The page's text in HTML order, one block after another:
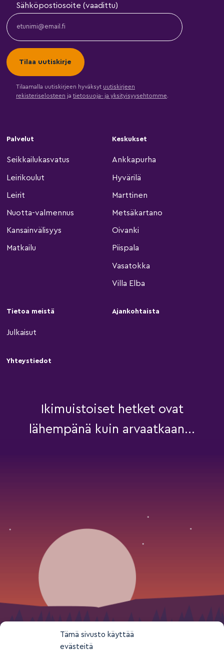
Tämä sivusto käyttää
evästeitä
Sähköpostiosoite (vaadittu)
Tilaamalla uutiskirjeen hyväksyt uutiskirjeen
rekisteriselosteen ja tietosuoja- ja yksityisyysehtomme.
Palvelut
Seikkailukasvatus
Leirikoulut
Leirit
Nuotta-valmennus
Kansainvälisyys
Matkailu
Keskukset
Ankkapurha
Hyvärilä
Marttinen
Metsäkartano
Oivanki
Piispala
Vasatokka
Villa Elba
Tietoa meistä
Julkaisut
Ajankohtaista
Yhteystiedot
Ikimuistoiset hetket ovat
lähempänä kuin arvaatkaan...